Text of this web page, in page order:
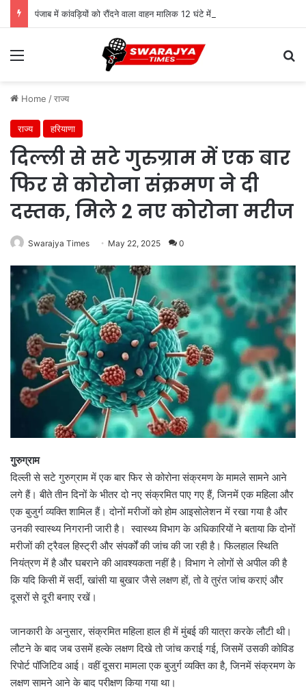
Menu
Home /राज्य
राज्य हरियाणा
दिल्ली से सटे गुरुग्राम में एक बार
फिर से कोरोना संक्रमण ने दी
दस्तक, मिले 2 नए कोरोना मरीज
Swarajya Times May 22, 2025 0
गुरुग्राम
दिल्ली से सटे गुरुग्राम में एक बार फिर से कोरोना संक्रमण के मामले सामने आने
लगे हैं। बीते तीन दिनों के भीतर दो नए संक्रमित पाए गए हैं, जिनमें एक महिला और
एक बुजुर्ग व्यक्ति शामिल हैं। दोनों मरीजों को होम आइसोलेशन में रखा गया है और
उनकी स्वास्थ्य निगरानी जारी है। स्वास्थ्य विभाग के अधिकारियों ने बताया कि दोनों
मरीजों की ट्रैवल हिस्ट्री और संपर्कों की जांच की जा रही है। फिलहाल स्थिति
नियंत्रण में है और घबराने की आवश्यकता नहीं है। विभाग ने लोगों से अपील की है
कि यदि किसी में सर्दी, खांसी या बुखार जैसे लक्षण हों, तो वे तुरंत जांच कराएं और
दूसरों से दूरी बनाए रखें।
जानकारी के अनुसार, संक्रमित महिला हाल ही में मुंबई की यात्रा करके लौटी थी।
लौटने के बाद जब उसमें हल्के लक्षण दिखे तो जांच कराई गई, जिसमें उसकी कोविड
रिपोर्ट पॉजिटिव आई। वहीं दूसरा मामला एक बुजुर्ग व्यक्ति का है, जिनमें संक्रमण के
लक्षण सामने आने के बाद परीक्षण किया गया था।